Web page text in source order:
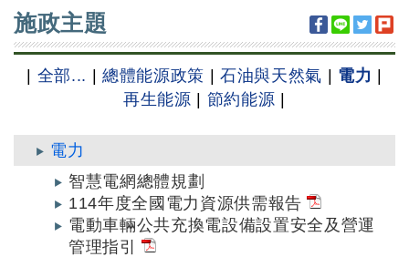
:::
施政主題
全部... 總體能源政策 石油與天然氣 電力
再生能源
節約能源
電力
智慧電網總體規劃
114年度全國電力資源供需報告
電動車輛公共充換電設備設置安全及營運
管理指引